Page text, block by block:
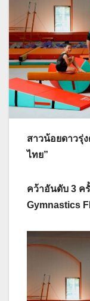
สาวน้อยดาวรุ่
ไทย”
คว้าอันดับ 3 ค
Gymnastics